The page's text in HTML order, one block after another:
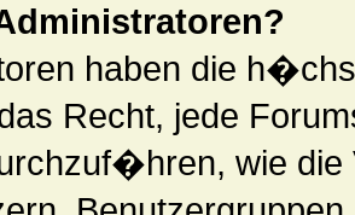
haben die
Recht, jede
wie die